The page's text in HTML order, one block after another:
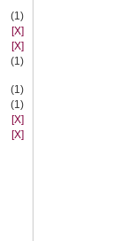
(1)
[X]
[X]
(1)
(1)
(1)
[X]
[X]